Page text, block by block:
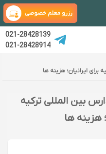
رزرو معلم خصوصی
021-28428139
021-28428914
ایرانیان؛ هزینه ها
بین المللی ترکیه
هزینه ها